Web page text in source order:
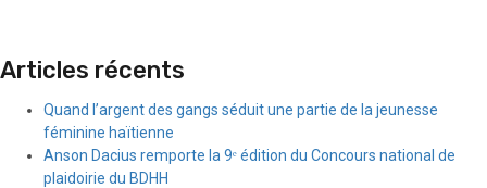
Articles récents
Quand l’argent des gangs séduit une partie de la jeunesse
féminine haïtienne
Anson Dacius remporte la 9ᵉ édition du Concours national de
plaidoirie du BDHH